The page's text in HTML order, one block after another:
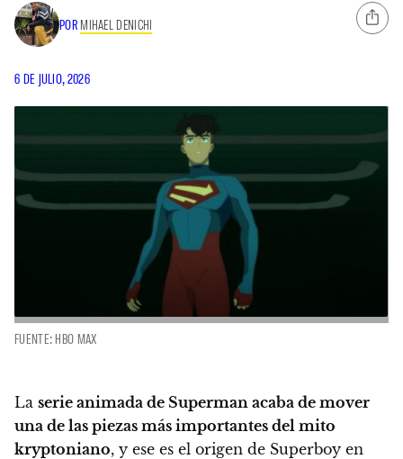
POR MIHAEL DENICHI
6 DE JULIO, 2026
FUENTE: HBO MAX
La serie animada de Superman acaba de mover
una de las piezas más importantes del mito
kryptoniano, y ese es el origen de Superboy en